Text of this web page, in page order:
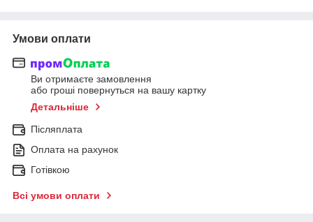
Умови оплати
Ви отримаєте замовлення
або гроші повернуться на вашу картку
Детальніше
Післяплата
Оплата на рахунок
Готівкою
Всі умови оплати